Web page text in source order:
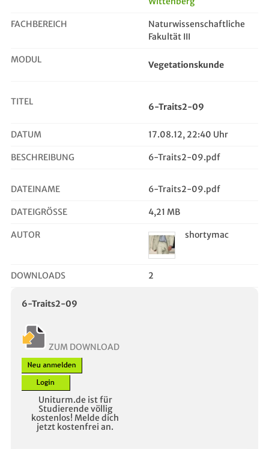
FACHBEREICH
Naturwissenschaftliche
Fakultät III
MODUL Vegetationskunde
TITEL 6-Traits2-09
DATUM 17.08.12, 22:40 Uhr
BESCHREIBUNG 6-Traits2-09.pdf
DATEINAME 6-Traits2-09.pdf
DATEIGRÖSSE 4,21 MB
AUTOR shortymac
DOWNLOADS 2
6-Traits2-09
ZUM DOWNLOAD
Uniturm.de ist für
Studierende völlig
kostenlos! Melde dich
jetzt kostenfrei an.